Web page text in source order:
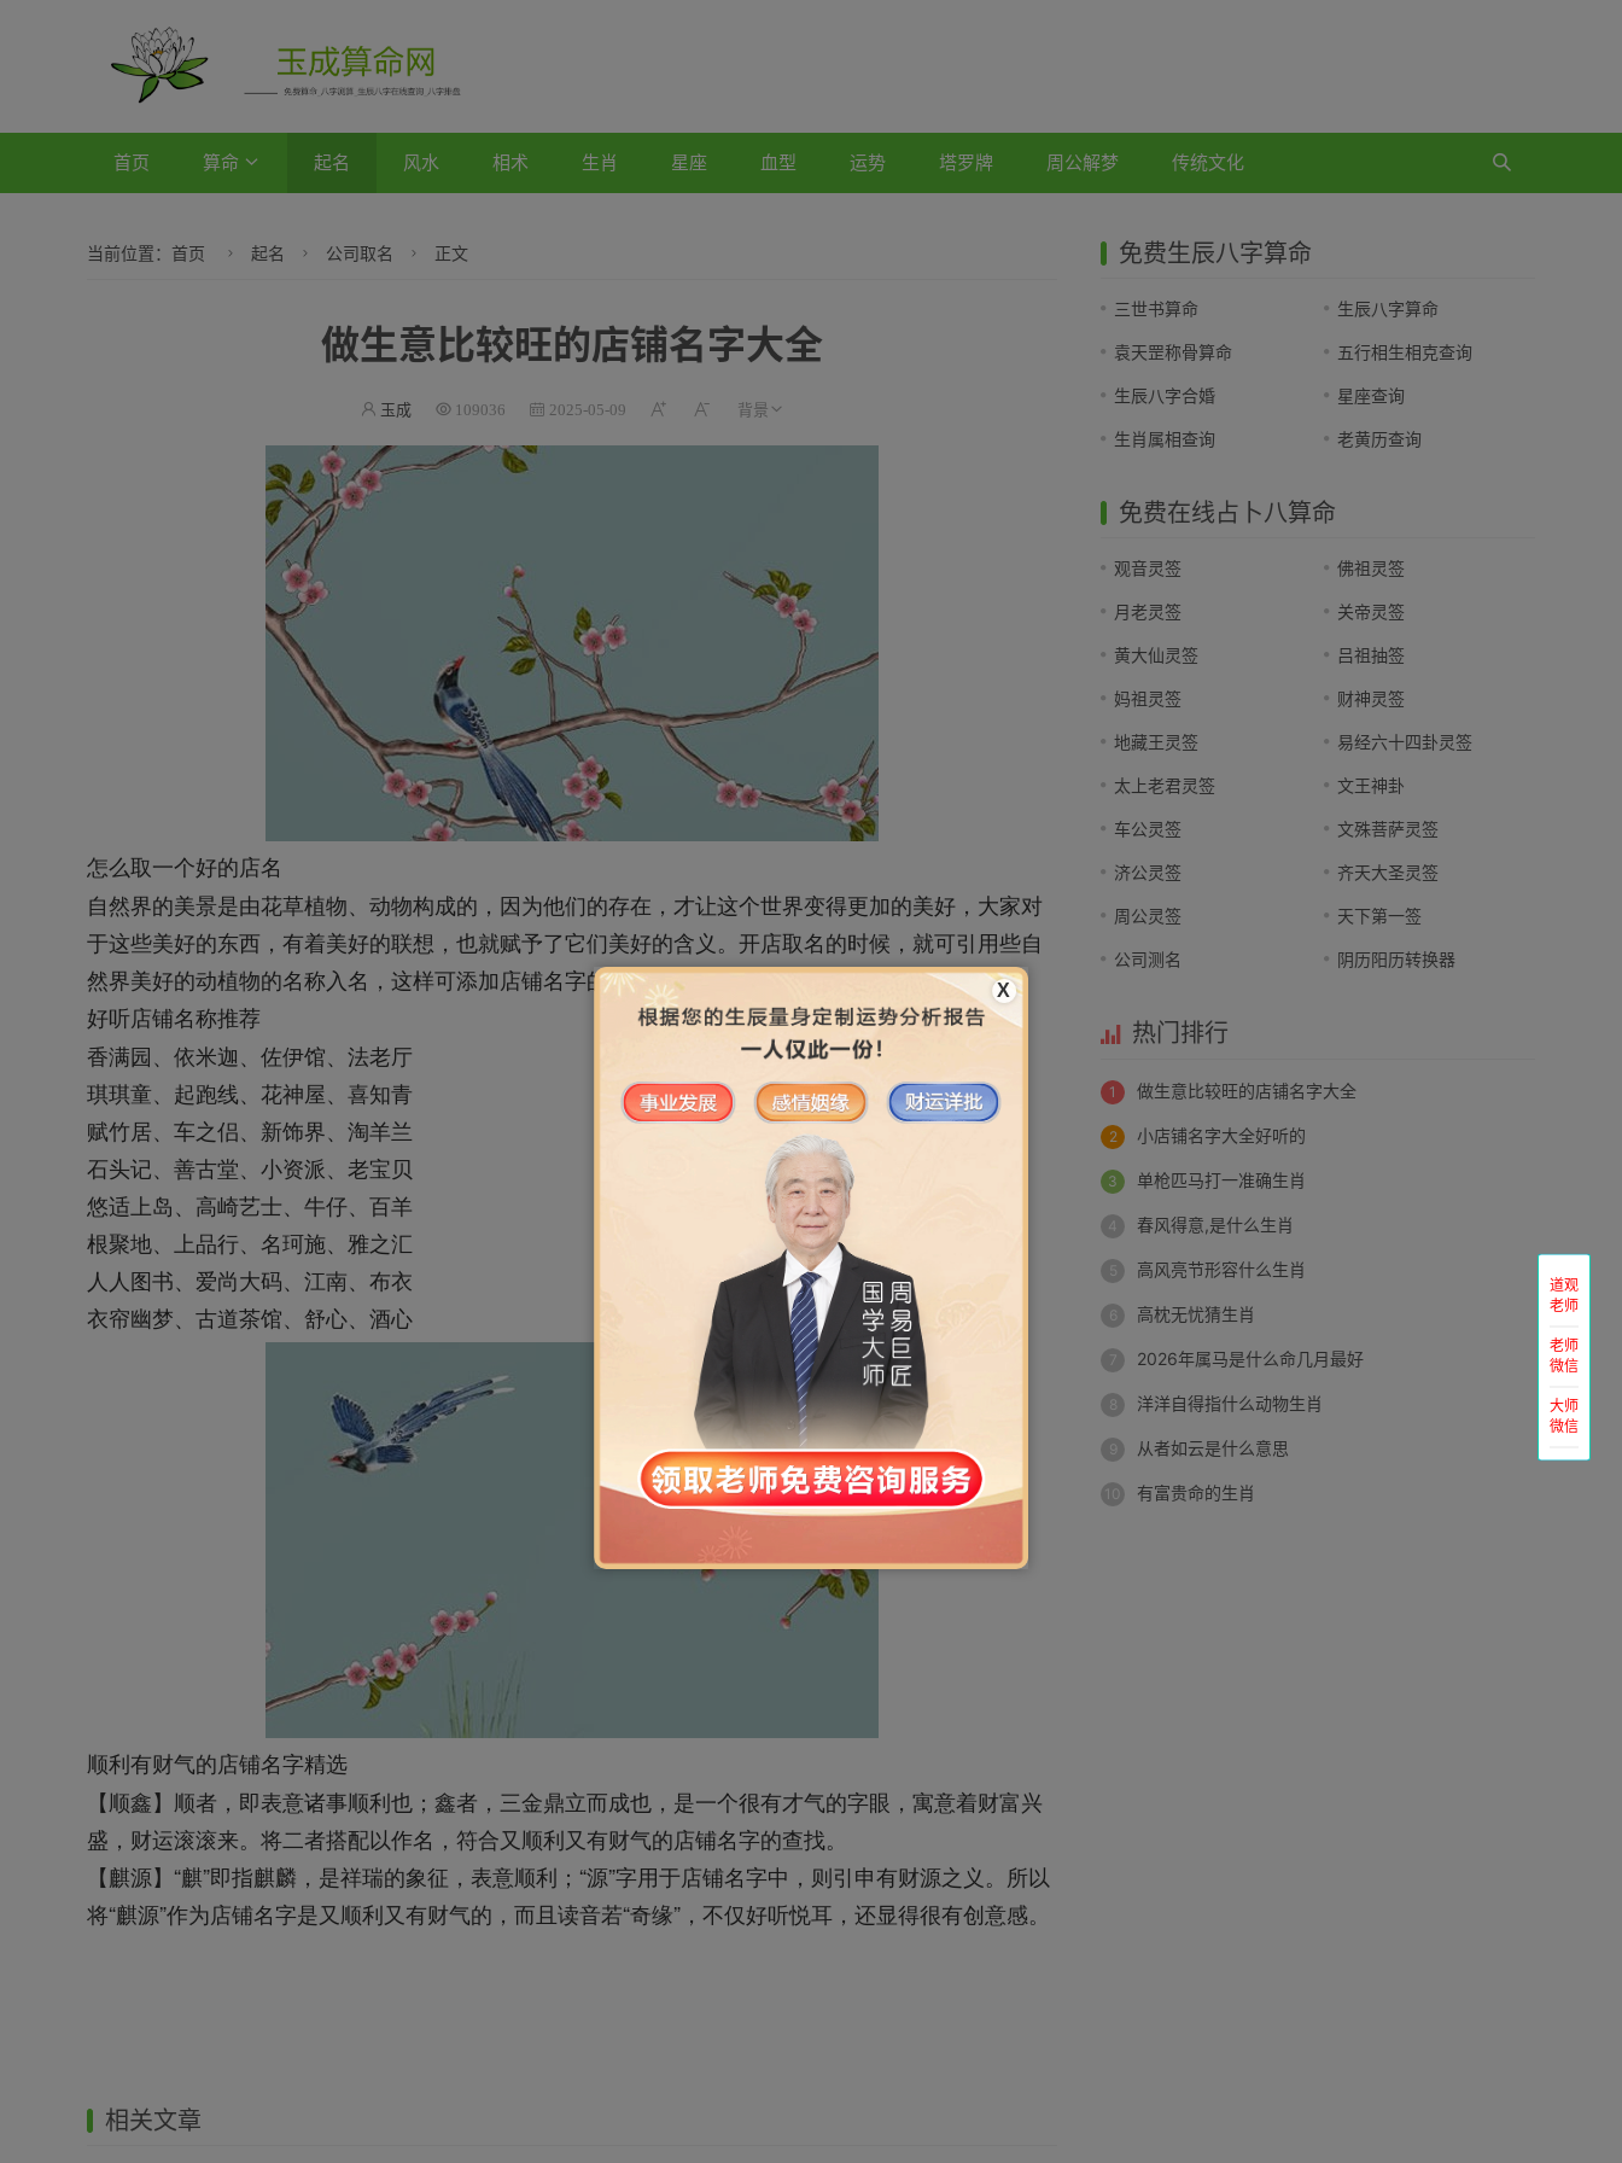
首页 算命 起名 风水 相术 生肖 星座 血型 运势 塔罗牌 周公解梦 传统文化
当前位置： 首页 起名 公司取名 正文
做生意比较旺的店铺名字大全
玉成 109036 2025-05-09
怎么取一个好的店名
自然界的美景是由花草植物、动物构成的，因为他们的存在，才让这个世界变得更加的美好，大家对
于这些美好的东西，有着美好的联想，也就赋予了它们美好的含义。开店取名的时候，就可引用些自
然界美好的动植物的名称入名，这样可添加店铺名字的景象美，好听又艺术。
好听店铺名称推荐
香满园、依米迦、佐伊馆、法老厅
琪琪童、起跑线、花神屋、喜知青
赋竹居、车之侣、新饰界、淘羊兰
石头记、善古堂、小资派、老宝贝
悠适上岛、高崎艺士、牛仔、百羊
根聚地、上品行、名珂施、雅之汇
人人图书、爱尚大码、江南、布衣
衣帘幽梦、古道茶馆、舒心、酒心
顺利有财气的店铺名字精选
【顺鑫】顺者，即表意诸事顺利也；鑫者，三金鼎立而成也，是一个很有才气的字眼，寓意着财富兴
盛，财运滚滚来。将二者搭配以作名，符合又顺利又有财气的店铺名字的查找。
【麒源】“麒”即指麒麟，是祥瑞的象征，表意顺利；“源”字用于店铺名字中，则引申有财源之义。所以
将“麒源”作为店铺名字是又顺利又有财气的，而且读音若“奇缘”，不仅好听悦耳，还显得很有创意感。
相关文章
免费生辰八字算命
三世书算命 生辰八字算命
袁天罡称骨算命 五行相生相克查询
生辰八字合婚 星座查询
生肖属相查询 老黄历查询
免费在线占卜八算命
观音灵签 佛祖灵签
月老灵签 关帝灵签
黄大仙灵签 吕祖抽签
妈祖灵签 财神灵签
地藏王灵签 易经六十四卦灵签
太上老君灵签 文王神卦
车公灵签 文殊菩萨灵签
济公灵签 齐天大圣灵签
周公灵签 天下第一签
公司测名 阴历阳历转换器
热门排行
做生意比较旺的店铺名字大全
小店铺名字大全好听的
单枪匹马打一准确生肖
春风得意,是什么生肖
高风亮节形容什么生肖
高枕无忧猜生肖
2026年属马是什么命几月最好
洋洋自得指什么动物生肖
从者如云是什么意思
有富贵命的生肖
道观
老师
老师
微信
大师
微信
X